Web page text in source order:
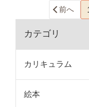
前へ
カテゴリ
カリキュラム
絵本